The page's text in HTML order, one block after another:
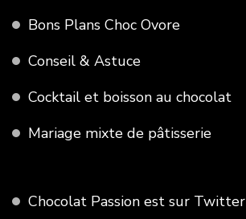
Bons Plans Choc Ovore
Conseil & Astuce
Cocktail et boisson au chocolat
Mariage mixte de pâtisserie
Chocolat Passion est sur Twitter